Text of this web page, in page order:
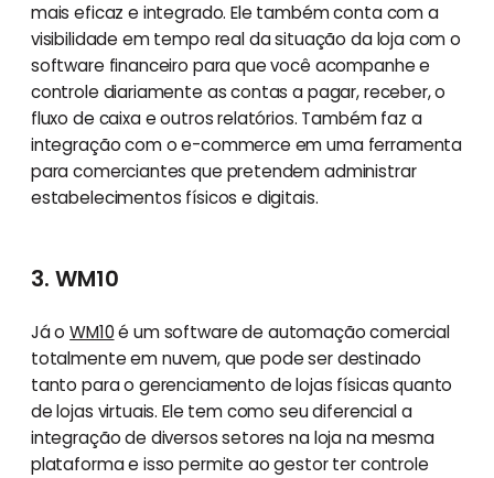
mais eficaz e integrado. Ele também conta com a
visibilidade em tempo real da situação da loja com o
software financeiro para que você acompanhe e
controle diariamente as contas a pagar, receber, o
fluxo de caixa e outros relatórios. Também faz a
integração com o e-commerce em uma ferramenta
para comerciantes que pretendem administrar
estabelecimentos físicos e digitais.
3. WM10
Já oWM10é um software de automação comercial
totalmente em nuvem, que pode ser destinado
tanto para o gerenciamento de lojas físicas quanto
de lojas virtuais. Ele tem como seu diferencial a
integração de diversos setores na loja na mesma
plataforma e isso permite ao gestor ter controle